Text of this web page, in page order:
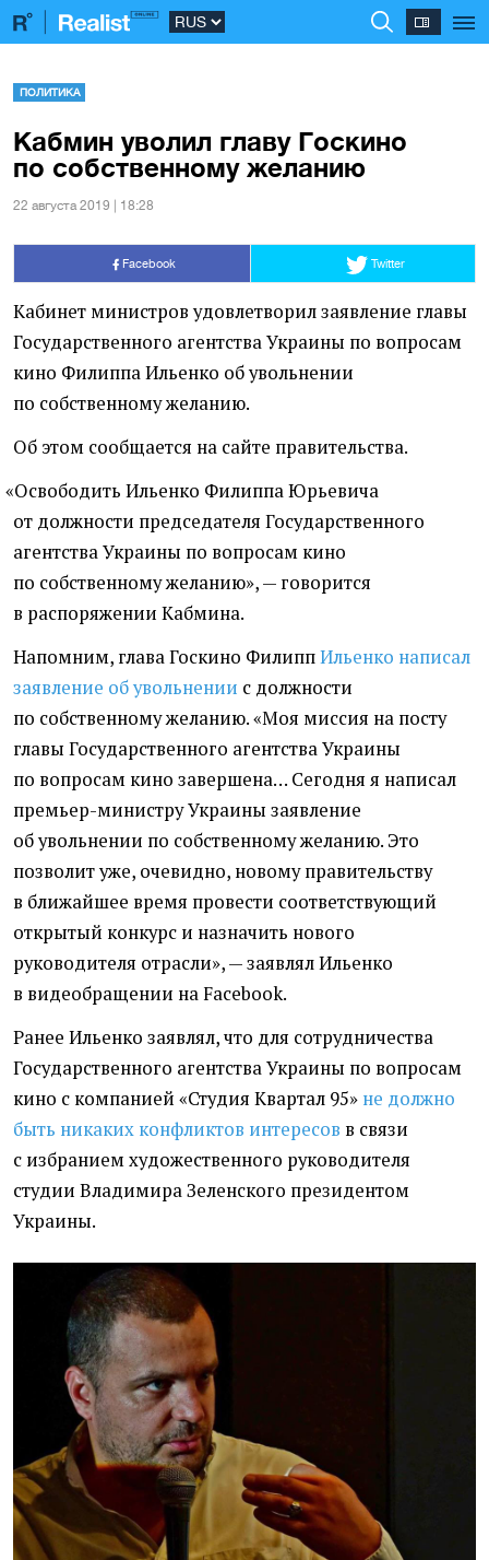
ПОЛИТИКА
Кабмин уволил главу Госкино
по собственному желанию
22 августа 2019 | 18:28
Facebook Twitter
Кабинет министров удовлетворил заявление главы
Государственного агентства Украины по вопросам
кино Филиппа Ильенко об увольнении
по собственному желанию.
Об этом сообщается на сайте правительства.
«Освободить Ильенко Филиппа Юрьевича
от должности председателя Государственного
агентства Украины по вопросам кино
по собственному желанию», — говорится
в распоряжении Кабмина.
Напомним, глава Госкино ФилиппИльенко написал
заявление об увольнении с должности
по собственному желанию. «Моя миссия на посту
главы Государственного агентства Украины
по вопросам кино завершена… Сегодня я написал
премьер-министру Украины заявление
об увольнении по собственному желанию. Это
позволит уже, очевидно, новому правительству
в ближайшее время провести соответствующий
открытый конкурс и назначить нового
руководителя отрасли», — заявлял Ильенко
в видеобращении на Facebook.
Ранее Ильенко заявлял, что для сотрудничества
Государственного агентства Украины по вопросам
кино с компанией «Студия Квартал 95» не должно
быть никаких конфликтов интересов в связи
с избранием художественного руководителя
студии Владимира Зеленского президентом
Украины.